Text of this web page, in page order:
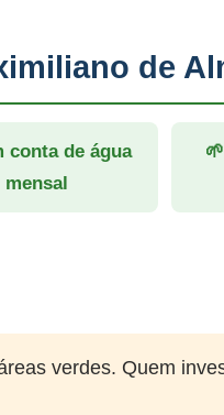
de
conta de água
mensal
verdes. Quem